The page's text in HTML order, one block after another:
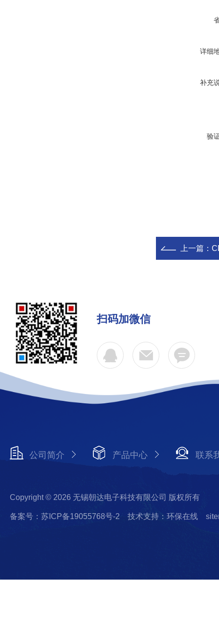
详细
补充
验
上一篇：
扫码加微信
公司简介 产品中心 联系
Copyright © 2026 无锡朝达电子科技有限公司 版权所有
备案号：苏ICP备19055768号-2 技术支持：环保在线